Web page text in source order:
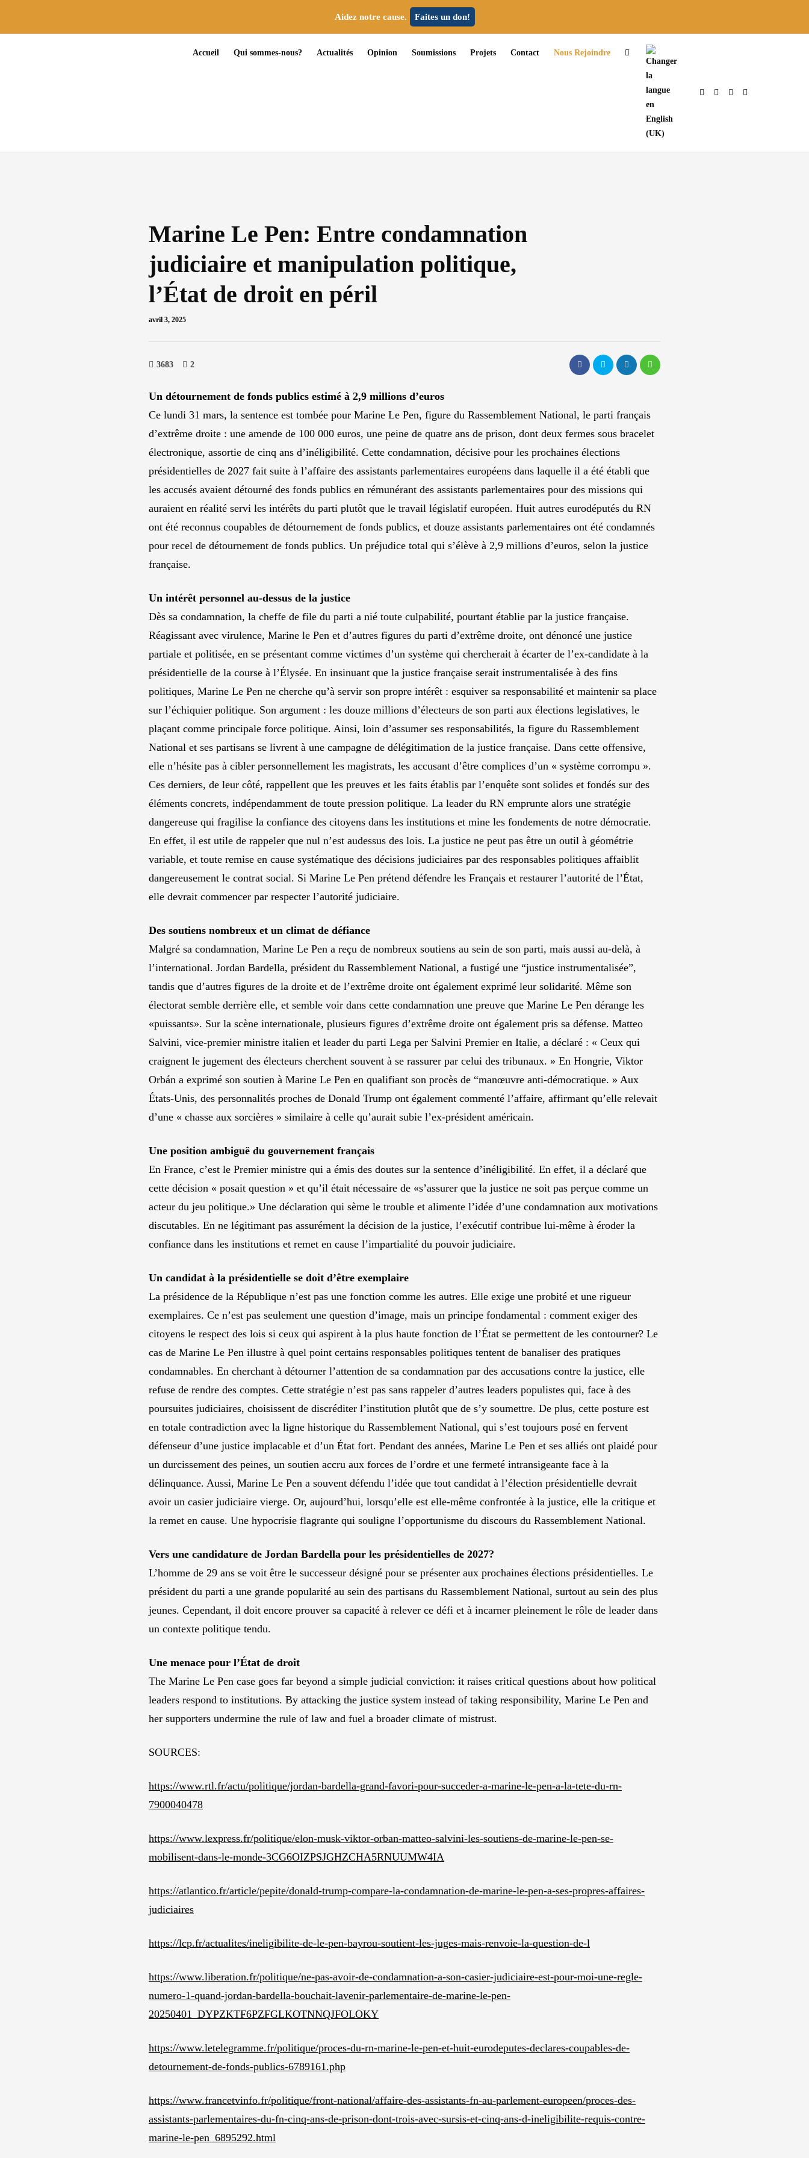
Aidez notre cause. Faites un don!
Accueil Qui sommes-nous? Actualités Opinion Soumissions Projets Contact Nous Rejoindre
Marine Le Pen: Entre condamnation
judiciaire et manipulation politique,
l’État de droit en péril
avril 3, 2025
3683 2
Un détournement de fonds publics estimé à 2,9 millions d’euros
Ce lundi 31 mars, la sentence est tombée pour Marine Le Pen, figure du Rassemblement National, le parti français
d’extrême droite : une amende de 100 000 euros, une peine de quatre ans de prison, dont deux fermes sous bracelet
électronique, assortie de cinq ans d’inéligibilité. Cette condamnation, décisive pour les prochaines élections
présidentielles de 2027 fait suite à l’affaire des assistants parlementaires européens dans laquelle il a été établi que
les accusés avaient détourné des fonds publics en rémunérant des assistants parlementaires pour des missions qui
auraient en réalité servi les intérêts du parti plutôt que le travail législatif européen. Huit autres eurodéputés du RN
ont été reconnus coupables de détournement de fonds publics, et douze assistants parlementaires ont été condamnés
pour recel de détournement de fonds publics. Un préjudice total qui s’élève à 2,9 millions d’euros, selon la justice
française.
Un intérêt personnel au-dessus de la justice
Dès sa condamnation, la cheffe de file du parti a nié toute culpabilité, pourtant établie par la justice française.
Réagissant avec virulence, Marine le Pen et d’autres figures du parti d’extrême droite, ont dénoncé une justice
partiale et politisée, en se présentant comme victimes d’un système qui chercherait à écarter de l’ex-candidate à la
présidentielle de la course à l’Élysée. En insinuant que la justice française serait instrumentalisée à des fins
politiques, Marine Le Pen ne cherche qu’à servir son propre intérêt : esquiver sa responsabilité et maintenir sa place
sur l’échiquier politique. Son argument : les douze millions d’électeurs de son parti aux élections legislatives, le
plaçant comme principale force politique. Ainsi, loin d’assumer ses responsabilités, la figure du Rassemblement
National et ses partisans se livrent à une campagne de délégitimation de la justice française. Dans cette offensive,
elle n’hésite pas à cibler personnellement les magistrats, les accusant d’être complices d’un « système corrompu ».
Ces derniers, de leur côté, rappellent que les preuves et les faits établis par l’enquête sont solides et fondés sur des
éléments concrets, indépendamment de toute pression politique. La leader du RN emprunte alors une stratégie
dangereuse qui fragilise la confiance des citoyens dans les institutions et mine les fondements de notre démocratie.
En effet, il est utile de rappeler que nul n’est audessus des lois. La justice ne peut pas être un outil à géométrie
variable, et toute remise en cause systématique des décisions judiciaires par des responsables politiques affaiblit
dangereusement le contrat social. Si Marine Le Pen prétend défendre les Français et restaurer l’autorité de l’État,
elle devrait commencer par respecter l’autorité judiciaire.
Des soutiens nombreux et un climat de défiance
Malgré sa condamnation, Marine Le Pen a reçu de nombreux soutiens au sein de son parti, mais aussi au-delà, à
l’international. Jordan Bardella, président du Rassemblement National, a fustigé une “justice instrumentalisée”,
tandis que d’autres figures de la droite et de l’extrême droite ont également exprimé leur solidarité. Même son
électorat semble derrière elle, et semble voir dans cette condamnation une preuve que Marine Le Pen dérange les
«puissants». Sur la scène internationale, plusieurs figures d’extrême droite ont également pris sa défense. Matteo
Salvini, vice-premier ministre italien et leader du parti Lega per Salvini Premier en Italie, a déclaré : « Ceux qui
craignent le jugement des électeurs cherchent souvent à se rassurer par celui des tribunaux. » En Hongrie, Viktor
Orbán a exprimé son soutien à Marine Le Pen en qualifiant son procès de “manœuvre anti-démocratique. » Aux
États-Unis, des personnalités proches de Donald Trump ont également commenté l’affaire, affirmant qu’elle relevait
d’une « chasse aux sorcières » similaire à celle qu’aurait subie l’ex-président américain.
Une position ambiguë du gouvernement français
En France, c’est le Premier ministre qui a émis des doutes sur la sentence d’inéligibilité. En effet, il a déclaré que
cette décision « posait question » et qu’il était nécessaire de «s’assurer que la justice ne soit pas perçue comme un
acteur du jeu politique.» Une déclaration qui sème le trouble et alimente l’idée d’une condamnation aux motivations
discutables. En ne légitimant pas assurément la décision de la justice, l’exécutif contribue lui-même à éroder la
confiance dans les institutions et remet en cause l’impartialité du pouvoir judiciaire.
Un candidat à la présidentielle se doit d’être exemplaire
La présidence de la République n’est pas une fonction comme les autres. Elle exige une probité et une rigueur
exemplaires. Ce n’est pas seulement une question d’image, mais un principe fondamental : comment exiger des
citoyens le respect des lois si ceux qui aspirent à la plus haute fonction de l’État se permettent de les contourner? Le
cas de Marine Le Pen illustre à quel point certains responsables politiques tentent de banaliser des pratiques
condamnables. En cherchant à détourner l’attention de sa condamnation par des accusations contre la justice, elle
refuse de rendre des comptes. Cette stratégie n’est pas sans rappeler d’autres leaders populistes qui, face à des
poursuites judiciaires, choisissent de discréditer l’institution plutôt que de s’y soumettre. De plus, cette posture est
en totale contradiction avec la ligne historique du Rassemblement National, qui s’est toujours posé en fervent
défenseur d’une justice implacable et d’un État fort. Pendant des années, Marine Le Pen et ses alliés ont plaidé pour
un durcissement des peines, un soutien accru aux forces de l’ordre et une fermeté intransigeante face à la
délinquance. Aussi, Marine Le Pen a souvent défendu l’idée que tout candidat à l’élection présidentielle devrait
avoir un casier judiciaire vierge. Or, aujourd’hui, lorsqu’elle est elle-même confrontée à la justice, elle la critique et
la remet en cause. Une hypocrisie flagrante qui souligne l’opportunisme du discours du Rassemblement National.
Vers une candidature de Jordan Bardella pour les présidentielles de 2027?
L’homme de 29 ans se voit être le successeur désigné pour se présenter aux prochaines élections présidentielles. Le
président du parti a une grande popularité au sein des partisans du Rassemblement National, surtout au sein des plus
jeunes. Cependant, il doit encore prouver sa capacité à relever ce défi et à incarner pleinement le rôle de leader dans
un contexte politique tendu.
Une menace pour l’État de droit
The Marine Le Pen case goes far beyond a simple judicial conviction: it raises critical questions about how political
leaders respond to institutions. By attacking the justice system instead of taking responsibility, Marine Le Pen and
her supporters undermine the rule of law and fuel a broader climate of mistrust.
SOURCES:
https://www.rtl.fr/actu/politique/jordan-bardella-grand-favori-pour-succeder-a-marine-le-pen-a-la-tete-du-rn-
7900040478
https://www.lexpress.fr/politique/elon-musk-viktor-orban-matteo-salvini-les-soutiens-de-marine-le-pen-se-
mobilisent-dans-le-monde-3CG6OIZPSJGHZCHA5RNUUMW4IA
https://atlantico.fr/article/pepite/donald-trump-compare-la-condamnation-de-marine-le-pen-a-ses-propres-affaires-
judiciaires
https://lcp.fr/actualites/ineligibilite-de-le-pen-bayrou-soutient-les-juges-mais-renvoie-la-question-de-l
https://www.liberation.fr/politique/ne-pas-avoir-de-condamnation-a-son-casier-judiciaire-est-pour-moi-une-regle-
numero-1-quand-jordan-bardella-bouchait-lavenir-parlementaire-de-marine-le-pen-
20250401_DYPZKTF6PZFGLKOTNNQJFOLOKY
https://www.letelegramme.fr/politique/proces-du-rn-marine-le-pen-et-huit-eurodeputes-declares-coupables-de-
detournement-de-fonds-publics-6789161.php
https://www.francetvinfo.fr/politique/front-national/affaire-des-assistants-fn-au-parlement-europeen/proces-des-
assistants-parlementaires-du-fn-cinq-ans-de-prison-dont-trois-avec-sursis-et-cinq-ans-d-ineligibilite-requis-contre-
marine-le-pen_6895292.html